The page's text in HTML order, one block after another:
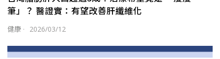
筆」？ 醫證實：有望改善肝纖維化
健康 · 2026/03/12